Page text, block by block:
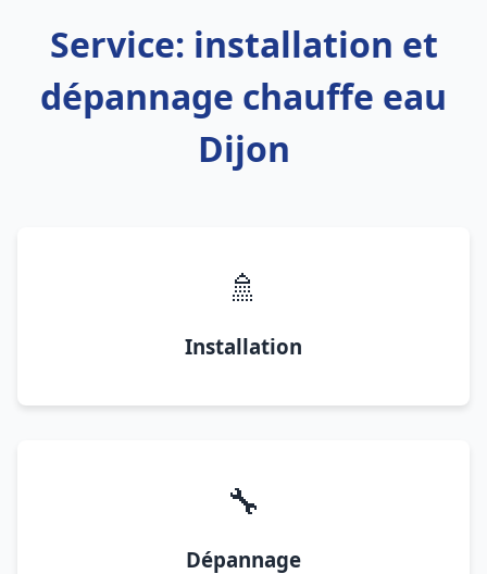
Service: installation et
dépannage chauffe eau
Dijon
🚿
Installation
🔧
Dépannage